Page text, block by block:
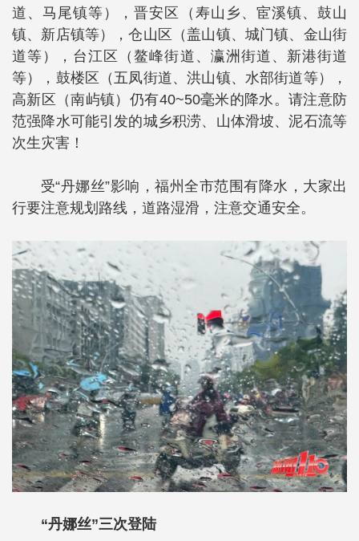
道、马尾镇等），晋安区（寿山乡、宦溪镇、鼓山
镇、新店镇等），仓山区（盖山镇、城门镇、金山街
道等），台江区（鳌峰街道、瀛洲街道、新港街道
等），鼓楼区（五凤街道、洪山镇、水部街道等），
高新区（南屿镇）仍有40~50毫米的降水。请注意防
范强降水可能引发的城乡积涝、山体滑坡、泥石流等
次生灾害！
受“丹娜丝”影响，福州全市范围有降水，大家出
行要注意规划路线，道路湿滑，注意交通安全。
“丹娜丝”三次登陆